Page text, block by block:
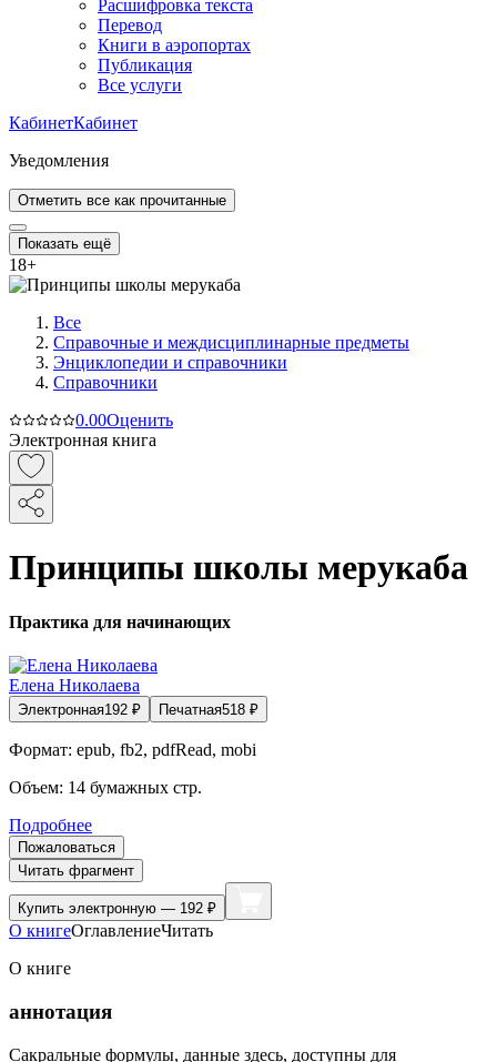
Расшифровка текста
Перевод
Книги в аэропортах
Публикация
Все услуги
КабинетКабинет
Уведомления
Отметить все как прочитанные
Показать ещё
18+
Все
Справочные и междисциплинарные предметы
Энциклопедии и справочники
Справочники
0.00Оценить
Электронная книга
Принципы школы мерукаба
Практика для начинающих
Елена Николаева
Электронная192 ₽ Печатная518 ₽
Формат: epub, fb2, pdfRead, mobi
Объем: 14 бумажных стр.
Подробнее
Пожаловаться
Читать фрагмент
Купить электронную — 192 ₽
О книгеОглавлениеЧитать
О книге
аннотация
Сакральные формулы, данные здесь, доступны для